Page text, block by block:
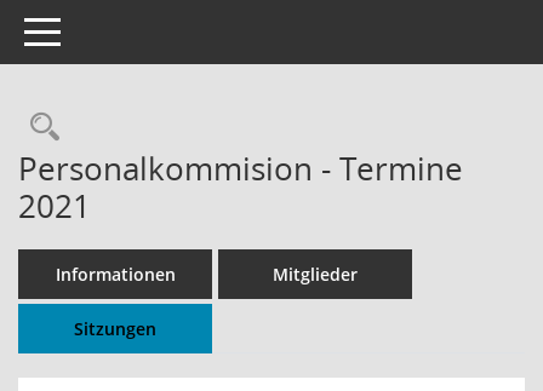
Toggle navigation
Rechercheauswahl
Personalkommision - Termine
2021
Informationen Mitglieder
Sitzungen